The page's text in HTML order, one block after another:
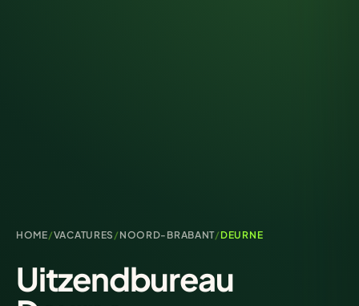
HOME/VACATURES / NOORD-BRABANT/ DEURNE
Uitzendbureau